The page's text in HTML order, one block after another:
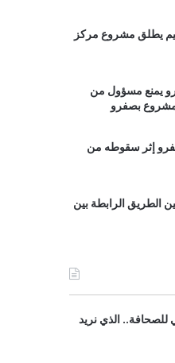
يطلق مشروع مركز
يمنع مسؤول من
مشروع بصفرو
إثر سقوطه من
الرابطة بين
الذي نريد